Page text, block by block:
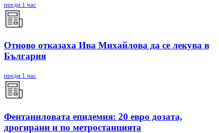
преди 1 час
Отново отказаха Ива Михайлова да се лекува в
България
преди 1 час
Фентаниловата епидемия: 20 евро дозата,
дрогирани и по метростанцията